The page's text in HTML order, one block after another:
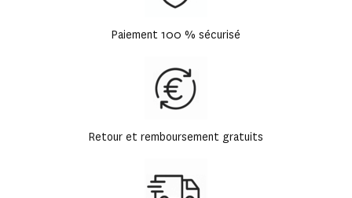
Paiement 100 % sécurisé
Retour et remboursement gratuits